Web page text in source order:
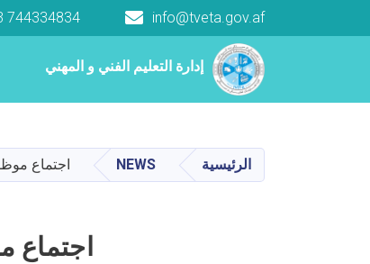
إدارة التعليم الفني و المهني
info@tveta.gov.af
744334834
Main navigation
إدارة التعليم الفني و المهني
الرئيسية NEWS اجتماع